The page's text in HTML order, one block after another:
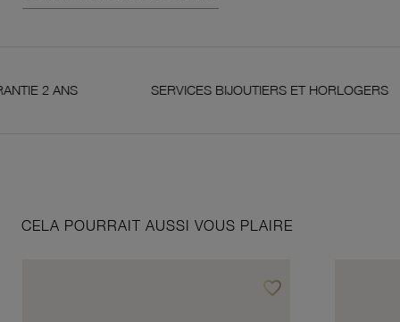
ANS SERVICES BIJOUTIERS ET HORLOGERS
CELA POURRAIT AUSSI VOUS PLAIRE
favorite_borderAjouter à vos favoris